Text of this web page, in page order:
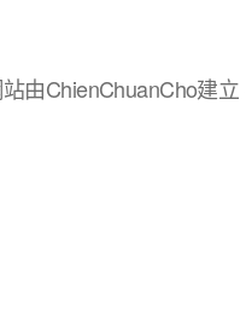
由ChienChuanCho建